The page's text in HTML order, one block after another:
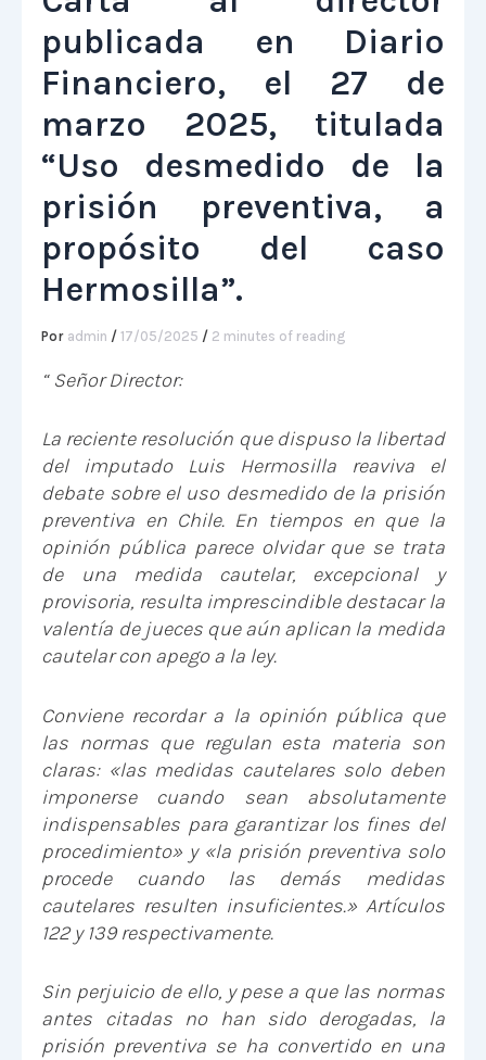
publicada en Diario
Financiero, el 27 de
marzo 2025, titulada
“Uso desmedido de la
prisión preventiva, a
propósito del caso
Hermosilla”.
Por admin /17/05/2025 / 2 minutes of reading
“ Señor Director:
La reciente resolución que dispuso la libertad
del imputado Luis Hermosilla reaviva el
debate sobre el uso desmedido de la prisión
preventiva en Chile. En tiempos en que la
opinión pública parece olvidar que se trata
de una medida cautelar, excepcional y
provisoria, resulta imprescindible destacar la
valentía de jueces que aún aplican la medida
cautelar con apego a la ley.
Conviene recordar a la opinión pública que
las normas que regulan esta materia son
claras: «las medidas cautelares solo deben
imponerse cuando sean absolutamente
indispensables para garantizar los fines del
procedimiento» y «la prisión preventiva solo
procede cuando las demás medidas
cautelares resulten insuficientes.» Artículos
122 y 139 respectivamente.
Sin perjuicio de ello, y pese a que las normas
antes citadas no han sido derogadas, la
prisión preventiva se ha convertido en una